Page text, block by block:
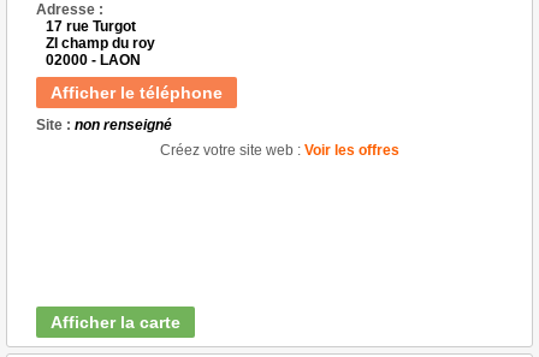
Adresse :
17 rue Turgot
ZI champ du roy
02000 - LAON
Afficher le téléphone
Site : non renseigné
Créez votre site web : Voir les offres
Afficher la carte